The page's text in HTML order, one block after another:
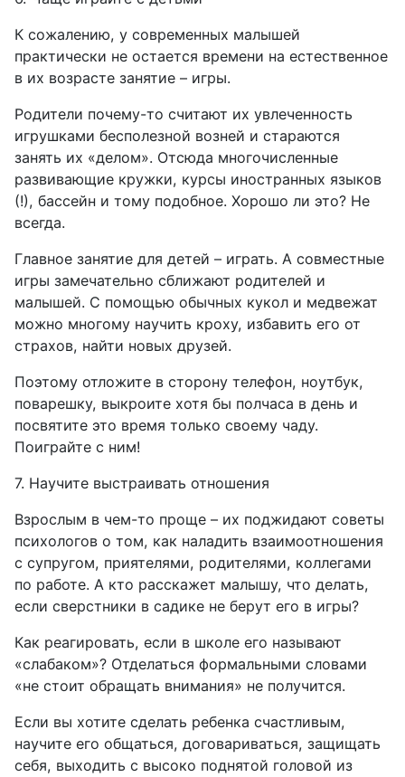
К сожалению, у современных малышей
практически не остается времени на естественное
в их возрасте занятие – игры.
Родители почему-то считают их увлеченность
игрушками бесполезной возней и стараются
занять их «делом». Отсюда многочисленные
развивающие кружки, курсы иностранных языков
(!), бассейн и тому подобное. Хорошо ли это? Не
всегда.
Главное занятие для детей – играть. А совместные
игры замечательно сближают родителей и
малышей. С помощью обычных кукол и медвежат
можно многому научить кроху, избавить его от
страхов, найти новых друзей.
Поэтому отложите в сторону телефон, ноутбук,
поварешку, выкроите хотя бы полчаса в день и
посвятите это время только своему чаду.
Поиграйте с ним!
7. Научите выстраивать отношения
Взрослым в чем-то проще – их поджидают советы
психологов о том, как наладить взаимоотношения
с супругом, приятелями, родителями, коллегами
по работе. А кто расскажет малышу, что делать,
если сверстники в садике не берут его в игры?
Как реагировать, если в школе его называют
«слабаком»? Отделаться формальными словами
«не стоит обращать внимания» не получится.
Если вы хотите сделать ребенка счастливым,
научите его общаться, договариваться, защищать
себя, выходить с высоко поднятой головой из